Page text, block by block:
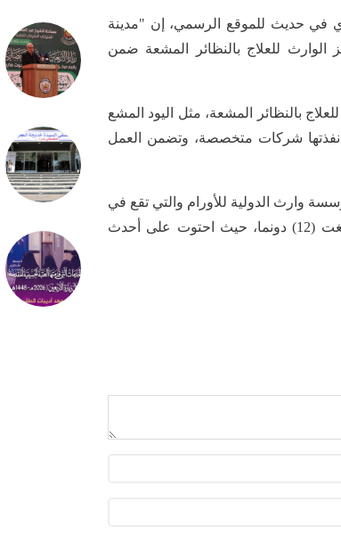
في حديث للموقع الرسمي، إن "مدينة
27 نيسان/ ابريل 2022، افتتاح مركز الوارث للعلاج بالنظائر المشعة ضمن
بالنظائر المشعة، مثل اليود المشع
نفذتها شركات متخصصة، وتضمن العمل
وارث الدولية للأورام والتي تقع في
محافظة كربلاء المقدسة، وتعد الأولى من نوعها في العراق، بمساحة بلغت (12) دونما، حيث احتوت على أحدث